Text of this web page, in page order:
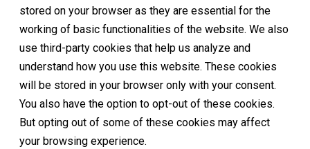
stored on your browser as they are essential for the
working of basic functionalities of the website. We also
use third-party cookies that help us analyze and
understand how you use this website. These cookies
will be stored in your browser only with your consent.
You also have the option to opt-out of these cookies.
But opting out of some of these cookies may affect
your browsing experience.